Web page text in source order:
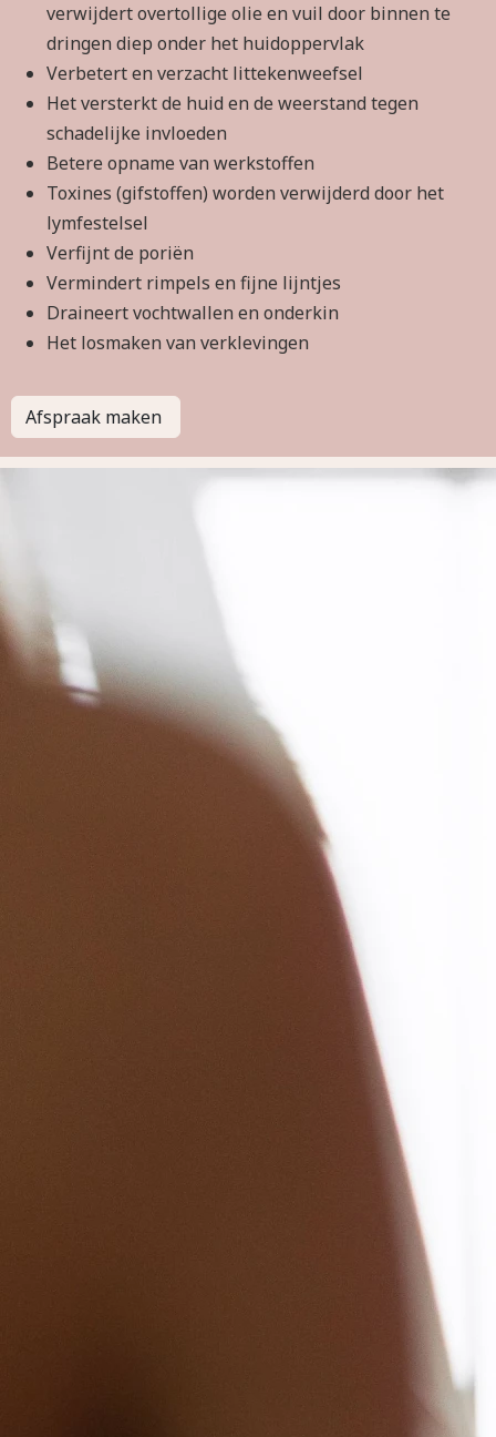
verwijdert overtollige olie en vuil door binnen te
dringen diep onder het huidoppervlak
Verbetert en verzacht littekenweefsel
Het versterkt de huid en de weerstand tegen
schadelijke invloeden
Betere opname van werkstoffen
Toxines (gifstoffen) worden verwijderd door het
lymfestelsel
Verfijnt de poriën
Vermindert rimpels en fijne lijntjes
Draineert vochtwallen en onderkin
Het losmaken van verklevingen
Afspraak maken